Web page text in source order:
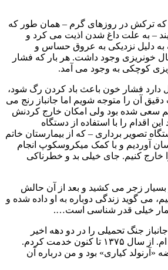
که ترکش در روزهای گرم – همان‌ طور که
– به‌ علت داغ‌ شدن اذیت می‌ کرد و
دلیل نزدیکی به عروق حساس و
خونریزی وجود داشت. هر بار که فشار
کوچکی به وجود می‌ آمد.
دارد فشار خون باعث باد کردن رگ شود،
دقیق آن را متوجه شویم اما جانباز رنج می‌
سعی شده بود ولی امکان خارج کردنش
اقدام را با استفاده از دستگاه
تصویر برداری – که از بیمارستان خاتم‌
آوردیم و با کمک میکروسکوپ انجام
خارج کنیم. جای خیلی بد و خطرناکی
بسیار زجر می‌ کشید و بعد از آن حالش
می‌ گوید زندگی دوباره به او داده شده و
خیلی قدر شناسی است….
جنگ تحمیلی را در دو دهه اخیر
جراحی بسته یا باز کرده‌ ام. از سال ۱۳۷۵ تا کنون خدمت کردم.
«آرنولد کیاری» بود و من درباره آن